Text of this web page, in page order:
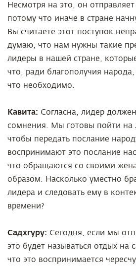
Несмотря на это, он
потому что иначе в стране
Вы считаете этот поступок
думаю, что нам нужны такие
лидеры в нашей стране,
что, ради благополучия народа,
что необходимо.
Кавита: Согласна, лидер
сомнения. Мы готовы пойти
чтобы передать послание
воспринимают это послание
что обращаются со своими
образом. Насколько уместно
лидера и следовать ему в
времени?
Садхгуру: Сегодня, если мы
это будет называться отдых на
что это воспринимается